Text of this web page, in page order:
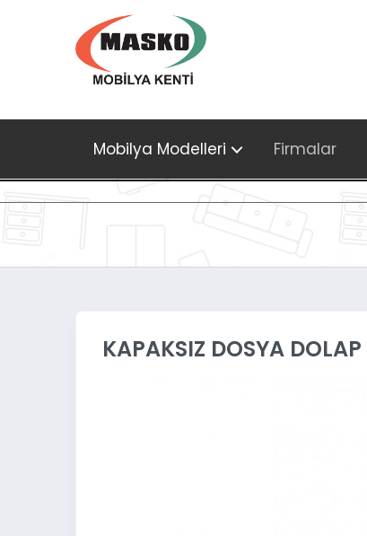
Mobilya Modelleri Firmalar
KAPAKSIZ DOSYA DOLAP